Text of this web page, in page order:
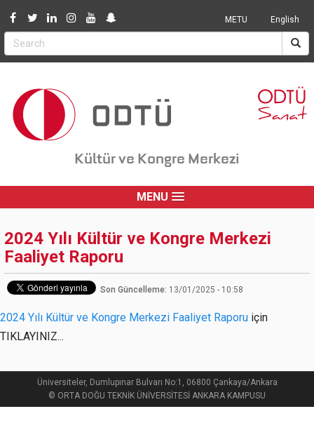
Jump to navigation
METU English
Kültür ve Kongre Merkezi
MENU
2024 Yılı Kültür ve Kongre Merkezi
Faaliyet Raporu
Son Güncelleme: 13/01/2025 - 10:58
2024 Yılı Kültür ve Kongre Merkezi Faaliyet Raporu için
TIKLAYINIZ...
Üniversiteler, Dumlupınar Bulvarı No:1, 06800 Çankaya/Ankara
© ORTA DOĞU TEKNİK ÜNİVERSİTESİ ANKARA KAMPUSU